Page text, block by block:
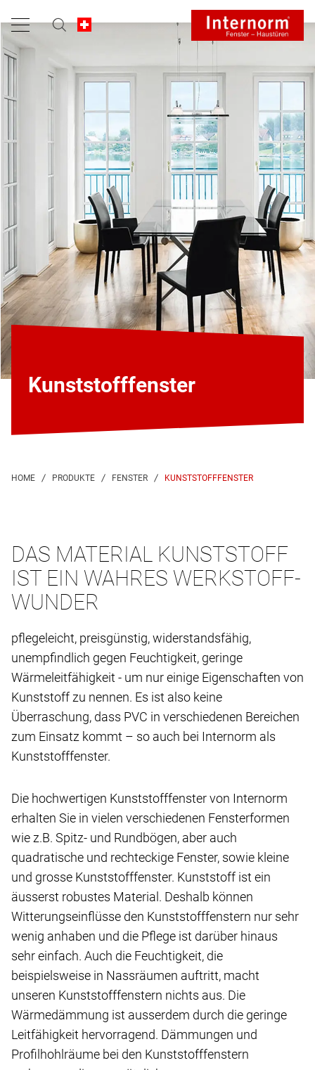
Kunststofffenster
KUNSTSTOFFFENSTER
DAS MATERIAL KUNSTSTOFF
IST EIN WAHRES WERKSTOFF-
WUNDER
pflegeleicht, preisgünstig, widerstandsfähig,
unempfindlich gegen Feuchtigkeit, geringe
Wärmeleitfähigkeit - um nur einige Eigenschaften von
Kunststoff zu nennen. Es ist also keine
Überraschung, dass PVC in verschiedenen Bereichen
zum Einsatz kommt – so auch bei Internorm als
Kunststofffenster.
Die hochwertigen Kunststofffenster von Internorm
erhalten Sie in vielen verschiedenen Fensterformen
wie z.B. Spitz- und Rundbögen, aber auch
quadratische und rechteckige Fenster, sowie kleine
und grosse Kunststofffenster. Kunststoff ist ein
äusserst robustes Material. Deshalb können
Witterungseinflüsse den Kunststofffenstern nur sehr
wenig anhaben und die Pflege ist darüber hinaus
sehr einfach. Auch die Feuchtigkeit, die
beispielsweise in Nassräumen auftritt, macht
unseren Kunststofffenstern nichts aus. Die
Wärmedämmung ist ausserdem durch die geringe
Leitfähigkeit hervorragend. Dämmungen und
Profilhohlräume bei den Kunststofffenstern